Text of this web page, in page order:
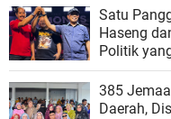
Satu
Haseng
Politik
385
Daerah,